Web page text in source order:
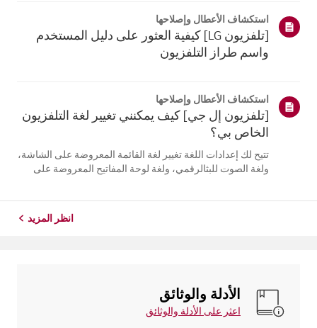
التلفزيون. أعد تسج...
استكشاف الأعطال وإصلاحها
[تلفزيون LG] كيفية العثور على دليل المستخدم
واسم طراز التلفزيون
استكشاف الأعطال وإصلاحها
[تلفزيون إل جي] كيف يمكنني تغيير لغة التلفزيون
الخاص بي؟
تتيح لك إعدادات اللغة تغيير لغة القائمة المعروضة على الشاشة،
ولغة الصوت للبثالرقمي، ولغة لوحة المفاتيح المعروضة على
انظر المزيد
الأدلة والوثائق
اعثر على الأدلة والوثائق